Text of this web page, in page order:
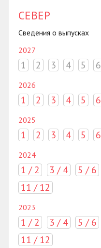
СЕВЕР
Сведения о выпусках
2027
1 2 3 4 5 6
2026
1 2 3 4 5 6
2025
1 2 3 4 5 6
2024
1 / 2 3 / 4 5 / 6
11 / 12
2023
1 / 2 3 / 4 5 / 6
11 / 12